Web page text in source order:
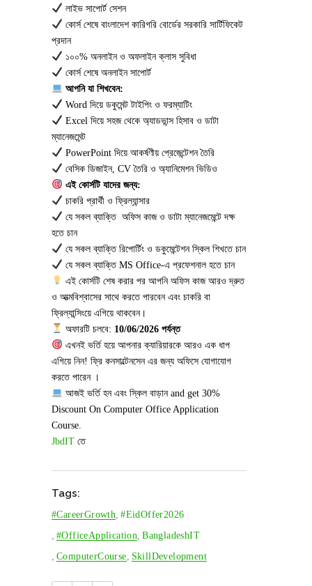
লাইভ সাপোর্ট সেশন
কোর্স শেষে বাংলাদেশ কারিগরি বোর্ডের সরকারি সার্টিফিকেট
প্রদান
১০০% অনলাইন ও অফলাইন ক্লাস সুবিধা
কোর্স শেষে অনলাইন সাপোর্ট
আপনি যা শিখবেন:
Word দিয়ে ডকুমেন্ট টাইপিং ও ফরম্যাটিং
Excel দিয়ে সহজ থেকে অ্যাডভান্স হিসাব ও ডাটা
ম্যানেজমেন্ট
PowerPoint দিয়ে আকর্ষণীয় প্রেজেন্টেশন তৈরি
বেসিক ডিজাইন, CV তৈরি ও অ্যানিমেশন ভিডিও
এই কোর্সটি যাদের জন্য:
চাকরি প্রার্থী ও ফ্রিল্যান্সার
যে সকল ব্যাক্তি অফিস কাজ ও ডাটা ম্যানেজমেন্টে দক্ষ
হতে চান
যে সকল ব্যাক্তি রিপোর্টিং ও ডকুমেন্টেশন স্কিল শিখতে চান
যে সকল ব্যাক্তি MS Office-এ প্রফেশনাল হতে চান
এই কোর্সটি শেষ করার পর আপনি অফিস কাজ আরও দ্রুত
ও আত্মবিশ্বাসের সাথে করতে পারবেন এবং চাকরি বা
ফ্রিল্যান্সিংয়ে এগিয়ে থাকবেন।
অফারটি চলবে: 10/06/2026 পর্যন্ত
এখনই ভর্তি হয়ে আপনার ক্যারিয়ারকে আরও এক ধাপ
এগিয়ে নিন! ফ্রি কনসাল্টেনসেন এর জন্য অফিসে যোগাযোগ
করতে পারেন ।
আজই ভর্তি হন এবং স্কিল বাড়ানand get 30%
Discount On Computer Office Application
Course.
JbdIT তে
Tags:
#CareerGrowth, #EidOffer2026
, #OfficeApplication, BangladeshIT
, ComputerCourse, SkillDevelopment